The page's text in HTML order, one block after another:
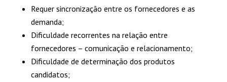
Requer sincronização entre os fornecedores e as
demanda;
Dificuldade recorrentes na relação entre
fornecedores – comunicação e relacionamento;
Dificuldade de determinação dos produtos
candidatos;